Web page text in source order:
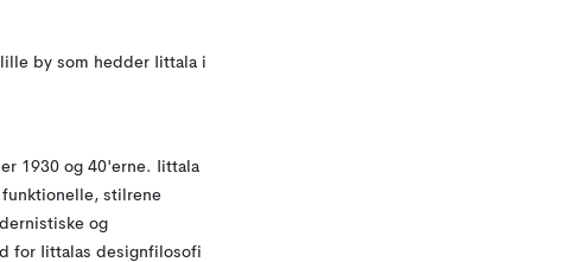
by som hedder Iittala i
1930 og 40'erne. Iittala
stilrene
og
for Iittalas designfilosofi